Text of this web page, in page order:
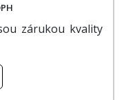
zárukou kvality